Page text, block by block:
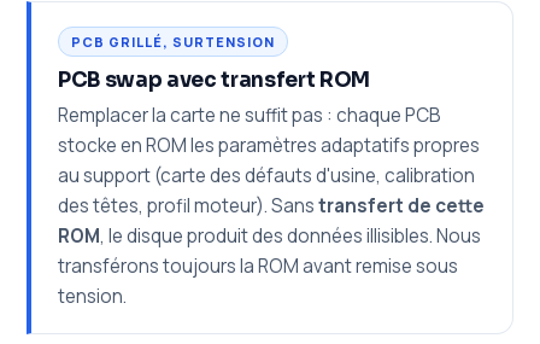
PCB GRILLÉ, SURTENSION
PCB swap avec transfert ROM
Remplacer la carte ne suffit pas : chaque PCB
stocke en ROM les paramètres adaptatifs propres
au support (carte des défauts d'usine, calibration
des têtes, profil moteur). Sanstransfert de cette
ROM, le disque produit des données illisibles. Nous
transférons toujours la ROM avant remise sous
tension.